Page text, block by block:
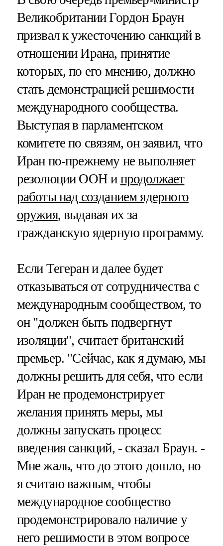
Великобритании Гордон Браун
призвал к ужесточению санкций в
отношении Ирана, принятие
которых, по его мнению, должно
стать демонстрацией решимости
международного сообщества.
Выступая в парламентском
комитете по связям, он заявил, что
Иран по-прежнему не выполняет
резолюции ООН и продолжает
работы над созданием ядерного
оружия, выдавая их за
гражданскую ядерную программу.
Если Тегеран и далее будет
отказываться от сотрудничества с
международным сообществом, то
он "должен быть подвергнут
изоляции", считает британский
премьер. "Сейчас, как я думаю, мы
должны решить для себя, что если
Иран не продемонстрирует
желания принять меры, мы
должны запускать процесс
введения санкций, - сказал Браун. -
Мне жаль, что до этого дошло, но
я считаю важным, чтобы
международное сообщество
продемонстрировало наличие у
него решимости в этом вопросе